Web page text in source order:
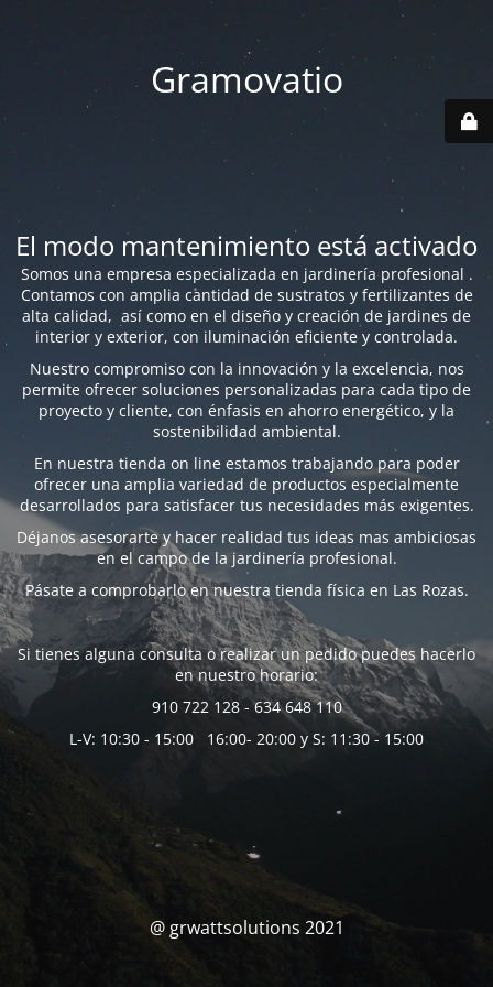
Gramovatio
El modo mantenimiento está activado
Somos una empresa especializada en jardinería profesional .
Contamos con amplia cantidad de sustratos y fertilizantes de
alta calidad, así como en el diseño y creación de jardines de
interior y exterior, con iluminación eficiente y controlada.
Nuestro compromiso con la innovación y la excelencia, nos
permite ofrecer soluciones personalizadas para cada tipo de
proyecto y cliente, con énfasis en ahorro energético, y la
sostenibilidad ambiental.
En nuestra tienda on line estamos trabajando para poder
ofrecer una amplia variedad de productos especialmente
desarrollados para satisfacer tus necesidades más exigentes.
Déjanos asesorarte y hacer realidad tus ideas mas ambiciosas
en el campo de la jardinería profesional.
Pásate a comprobarlo en nuestra tienda física en Las Rozas.
Si tienes alguna consulta o realizar un pedido puedes hacerlo
en nuestro horario:
910 722 128 - 634 648 110
L-V: 10:30 - 15:00 16:00- 20:00 y S: 11:30 - 15:00
@ grwattsolutions 2021